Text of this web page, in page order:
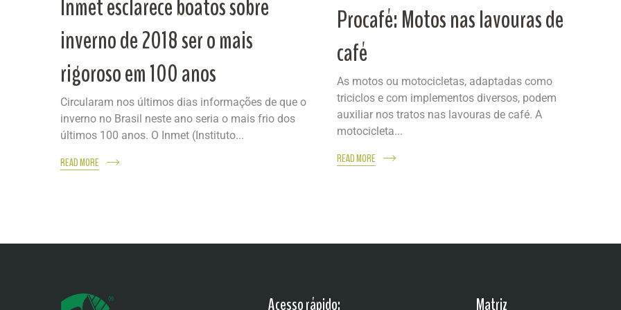
Inmet esclarece boatos sobre
inverno de 2018 ser o mais
rigoroso em 100 anos
Circularam nos últimos dias informações de que o
inverno no Brasil neste ano seria o mais frio dos
últimos 100 anos. O Inmet (Instituto...
READ MORE
Procafé: Motos nas lavouras de
café
As motos ou motocicletas, adaptadas como
triciclos e com implementos diversos, podem
auxiliar nos tratos nas lavouras de café. A
motocicleta...
READ MORE
Acesso rápido: Matriz